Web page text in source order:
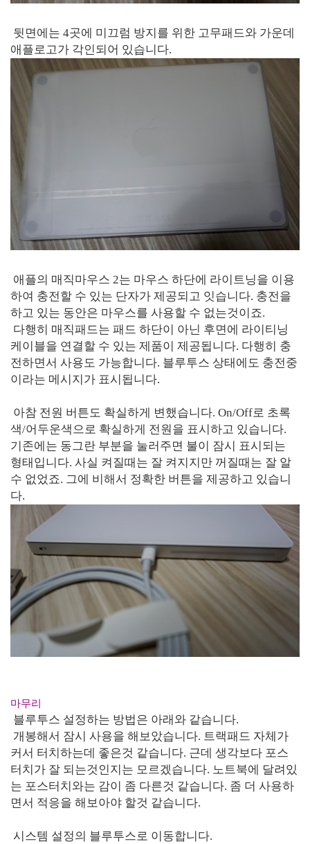
뒷면에는 4곳에 미끄럼 방지를 위한 고무패드와 가운데
애플로고가 각인되어 있습니다.
애플의 매직마우스 2는 마우스 하단에 라이트닝을 이용
하여 충전할 수 있는 단자가 제공되고 잇습니다. 충전을
하고 있는 동안은 마우스를 사용할 수 없는것이죠.
다행히 매직패드는 패드 하단이 아닌 후면에 라이티닝
케이블을 연결할 수 있는 제품이 제공됩니다. 다행히 충
전하면서 사용도 가능합니다. 블루투스 상태에도 충전중
이라는 메시지가 표시됩니다.
아참 전원 버튼도 확실하게 변했습니다. On/Off로 초록
색/어두운색으로 확실하게 전원을 표시하고 있습니다.
기존에는 동그란 부분을 눌러주면 불이 잠시 표시되는
형태입니다. 사실 켜질때는 잘 켜지지만 꺼질때는 잘 알
수 없었죠. 그에 비해서 정확한 버튼을 제공하고 있습니
다.
마무리
블루투스 설정하는 방법은 아래와 같습니다.
개봉해서 잠시 사용을 해보았습니다. 트랙패드 자체가
커서 터치하는데 좋은것 같습니다. 근데 생각보다 포스
터치가 잘 되는것인지는 모르겠습니다. 노트북에 달려있
는 포스터치와는 감이 좀 다른것 같습니다. 좀 더 사용하
면서 적응을 해보아야 할것 같습니다.
시스템 설정의 블루투스로 이동합니다.